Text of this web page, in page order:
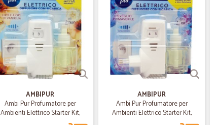
Ottimi prodotti tutto
Ottimi prodotti tutto benissimo
importante
— Gianluigi B.
Consigliato nulla da dire
Consigliato nulla da dire
AMBIPUR
Ambi Pur Profumatore per
Ambienti Elettrico Starter Kit,
Lenor Oro e Fiori Vaniglia, 20 ml
AMBIPUR
Ambi Pur Profumatore per
Ambienti Elettrico Starter Kit,
Lenor Risveglio Primaverile, 20 ml